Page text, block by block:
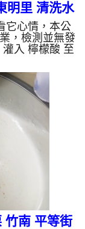
明里 清洗水
它心情，本公
，檢測並無發
入 檸檬酸 至
，啟動 螺旋
中藥湯，二
正常了。 如
泥沙堆積，洗
化錳，管壁上
一樣黑，有些
，生鏽產生銅
竹南 平等街